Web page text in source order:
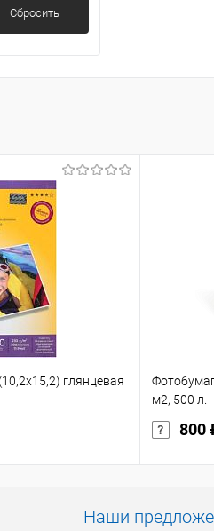
Сбросить
глянцевая
м2, 500 л.
800
Наши